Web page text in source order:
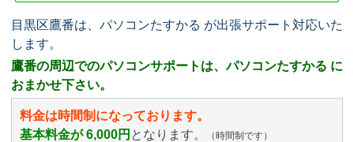
目黒区鷹番は、パソコンたすかる が出張サポート対応いた
します。
鷹番の周辺でのパソコンサポートは、パソコンたすかる に
おまかせ下さい。
料金は時間制になっております。
基本料金が 6,000円 となります。 （時間制です）